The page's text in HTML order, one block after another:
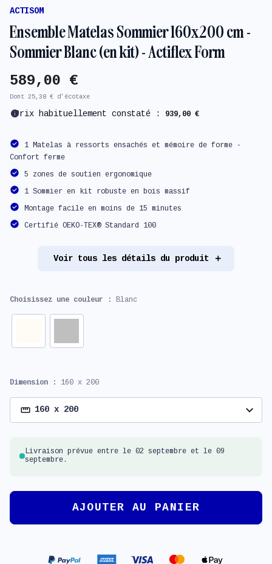
ACTISOM
Ensemble Matelas Sommier 160x200 cm -
Sommier Blanc (en kit) - Actiflex Form
589,00 €
Dont 25,38 € d'écotaxe
infoPrix habituellement constaté : 939,00 €
1 Matelas à ressorts ensachés et mémoire de forme -
Confort ferme
5 zones de soutien ergonomique
1 Sommier en kit robuste en bois massif
Montage facile en moins de 15 minutes
Certifié OEKO-TEX® Standard 100
Voir tous les détails du produit
Choisissez une couleur : Blanc
Dimension : 160 x 200
160 x 200 expand_more
Livraison prévue entre le 02 septembre et le 09
septembre.
AJOUTER AU PANIER